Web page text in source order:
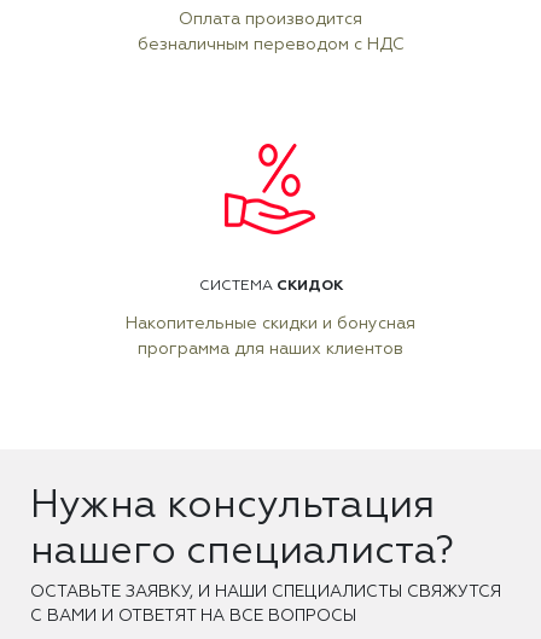
Оплата производится
безналичным переводом с НДС
СИСТЕМА СКИДОК
Накопительные скидки и бонусная
программа для наших клиентов
Нужна консультация
нашего специалиста?
ОCТАВЬТЕ ЗАЯВКУ, И НАШИ СПЕЦИАЛИСТЫ СВЯЖУТСЯ
С ВАМИ И ОТВЕТЯТ НА ВСЕ ВОПРОСЫ